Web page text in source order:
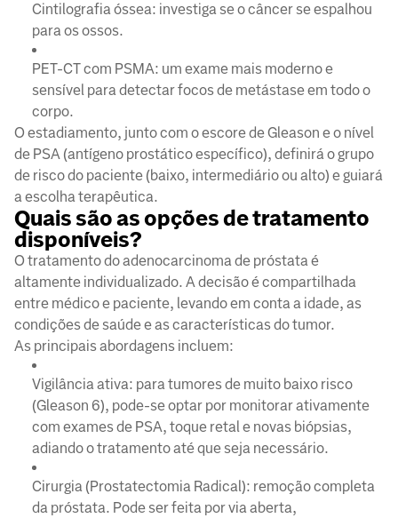
Cintilografia óssea: investiga se o câncer se espalhou
para os ossos.
PET-CT com PSMA: um exame mais moderno e
sensível para detectar focos de metástase em todo o
corpo.
O estadiamento, junto com o escore de Gleason e o nível
de PSA (antígeno prostático específico), definirá o grupo
de risco do paciente (baixo, intermediário ou alto) e guiará
a escolha terapêutica.
Quais são as opções de tratamento
disponíveis?
O tratamento do adenocarcinoma de próstata é
altamente individualizado. A decisão é compartilhada
entre médico e paciente, levando em conta a idade, as
condições de saúde e as características do tumor.
As principais abordagens incluem:
Vigilância ativa: para tumores de muito baixo risco
(Gleason 6), pode-se optar por monitorar ativamente
com exames de PSA, toque retal e novas biópsias,
adiando o tratamento até que seja necessário.
Cirurgia (Prostatectomia Radical): remoção completa
da próstata. Pode ser feita por via aberta,